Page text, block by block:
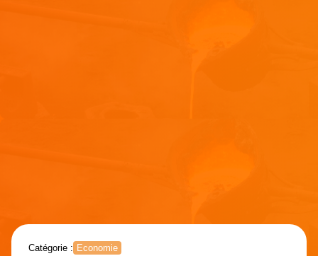
Catégorie : Economie